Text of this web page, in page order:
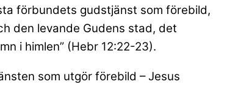
förbundets gudstjänst som förebild,
den levande Gudens stad, det
i himlen” (Hebr 12:22-23).
som utgör förebild – Jesus